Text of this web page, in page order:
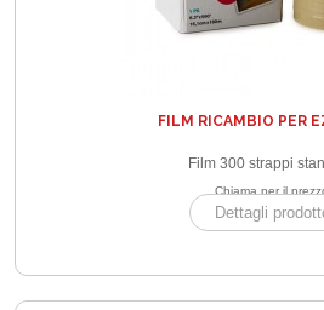
FILM RICAMBIO PER
Film 300 strappi
Chiama per il
Dettagli